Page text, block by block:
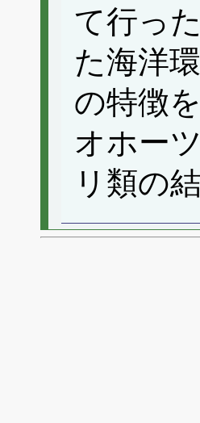
て行っ
た海洋
の特徴
オホー
リ類の